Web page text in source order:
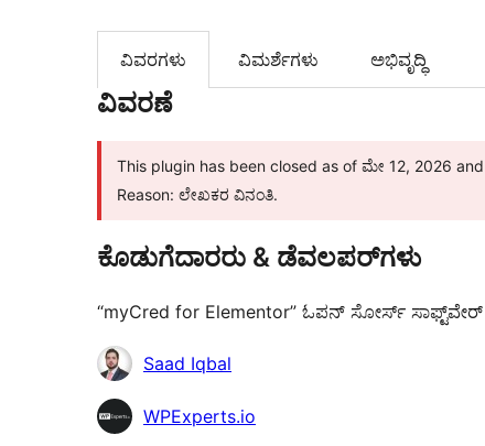
ವಿವರಗಳು ‍ವಿಮರ್ಶೆಗಳು‍ ಅಭಿವೃದ್ಧಿ
ವಿವರಣೆ
This plugin has been closed as of ಮೇ 12, 2026
Reason: ಲೇಖಕರ ವಿನಂತಿ.
ಕೊಡುಗೆದಾರರು & ಡೆವಲಪರ್‌ಗಳು
“myCred for Elementor” ಓಪನ್ ಸೋರ್ಸ್
ಕೊಡುಗೆದಾರರು
Saad Iqbal
WPExperts.io